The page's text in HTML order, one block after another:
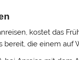
kostet das
die einem auf